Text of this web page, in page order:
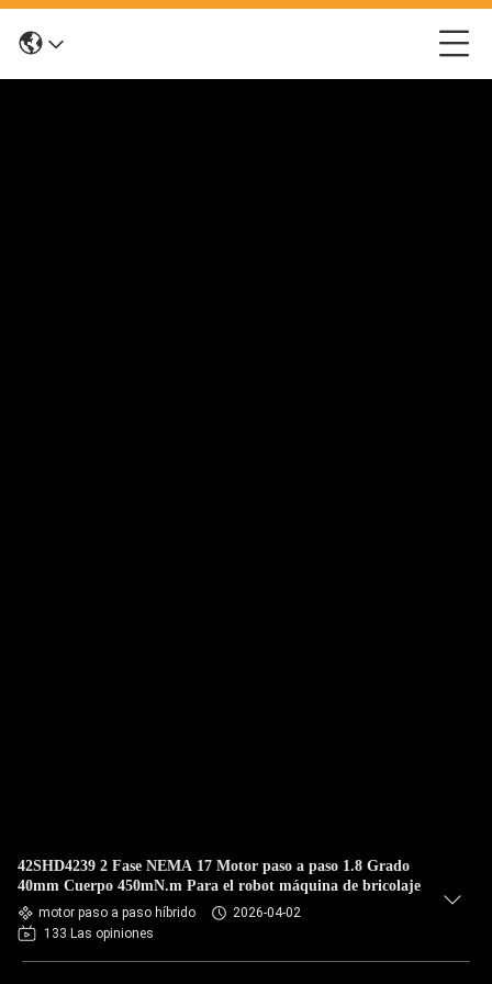
42SHD4239 2 Fase NEMA 17 Motor paso a paso 1.8 Grado
40mm Cuerpo 450mN.m Para el robot máquina de bricolaje
motor paso a paso híbrido
2026-04-02
133 Las opiniones